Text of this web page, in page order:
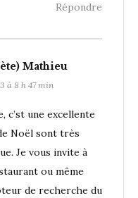
Répondre
Mathieu
à 8 h 47 min
c’st une excellente
Noël sont très
Je vous invite à
ou même
de recherche du